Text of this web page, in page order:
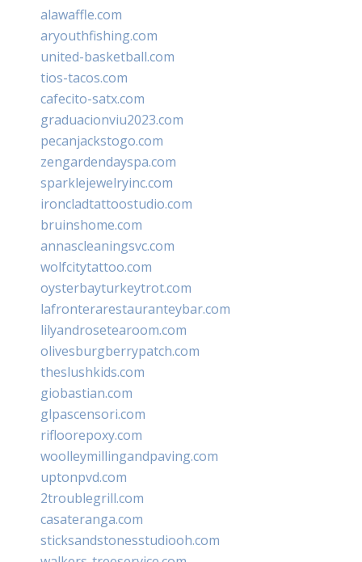
alawaffle.com
aryouthfishing.com
united-basketball.com
tios-tacos.com
cafecito-satx.com
graduacionviu2023.com
pecanjackstogo.com
zengardendayspa.com
sparklejewelryinc.com
ironcladtattoostudio.com
bruinshome.com
annascleaningsvc.com
wolfcitytattoo.com
oysterbayturkeytrot.com
lafronterarestauranteybar.com
lilyandrosetearoom.com
olivesburgberrypatch.com
theslushkids.com
giobastian.com
glpascensori.com
rifloorepoxy.com
woolleymillingandpaving.com
uptonpvd.com
2troublegrill.com
casateranga.com
sticksandstonesstudiooh.com